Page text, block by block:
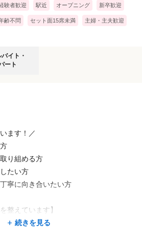
リストはもちろん、トップスタイ
を統括するマネージャーまで。
入へと直結します♬
手厚い特典を揃えています。
タッフ価格で購入できます。
利用可能！ 伊勢志摩（御座）や箱
ート・温泉地にある保養所を無料で利用で
ぜひ活用してくださいね★
く働ける豊富な制度が満載です〜
をしっかりキープ♪）
験者歓迎 駅近 オープニング 新卒歓迎
齢不問 セット面15席未満 主婦・主夫歓迎
・パートの募集要項
店舗の状況により異なります)
立したいスタッフBさん ⇒ 週4日 × 1日
イト・
ート
ます！／
り組める方
たい方
寧に向き合いたい方
整えています】
積極的に推進中！
続きを見る